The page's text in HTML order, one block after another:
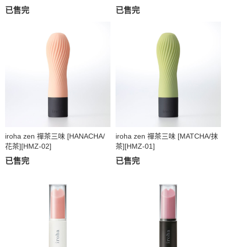
已售完 已售完
iroha zen 禪茶三味 [HANACHA/
花茶][HMZ-02]
已售完
iroha zen 禪茶三味 [MATCHA/抹
茶][HMZ-01]
已售完